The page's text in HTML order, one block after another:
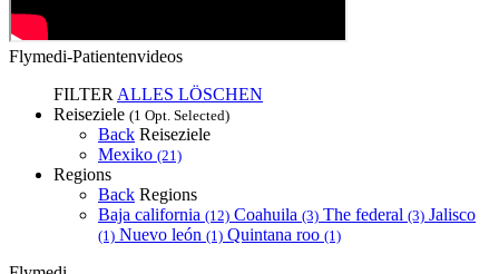
Flymedi-Patientenvideos
FILTER ALLES LÖSCHEN
Reiseziele (1 Opt. Selected)
Back Reiseziele
Mexiko (21)
Regions
Back Regions
Baja california (12) Coahuila (3) The federal (3) Jalisco
(1) Nuevo león (1) Quintana roo (1)